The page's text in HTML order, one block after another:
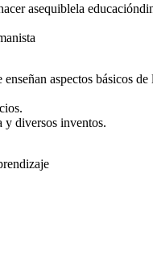
asequiblela
aspectos básicos
y diversos inventos.